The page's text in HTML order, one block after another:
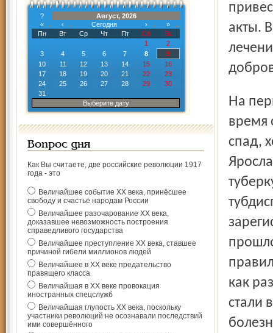
?
Август, 2026
«
‹ Сегодня ›
»
Пн
Вт Ср Чт Пт Сб
Вс
1
2
3
4 5 6 7 8
9
10
11 12 13 14 15
16
17
18 19 20 21 22
23
24
25 26 27 28 29
30
31
Выберите дату
Вопрос дня
Как Вы считаете, две российские революции 1917
года - это
Величайшее событие ХХ века, принёсшее
свободу и счастье народам России
Величайшее разочарование ХХ века,
доказавшее невозможность построения
справедливого государства
Величайшее преступление ХХ века, ставшее
причиной гибели миллионов людей
Величайшее в ХХ веке предательство
правящего класса
Величайшая в ХХ веке провокация
иностранных спецслужб
Величайшая глупость ХХ века, поскольку
участники революций не осознавали последствий
ими совершённого
акты.
На первый взгляд кажется, что туберкулез в последнее
время
спад,
как
стали